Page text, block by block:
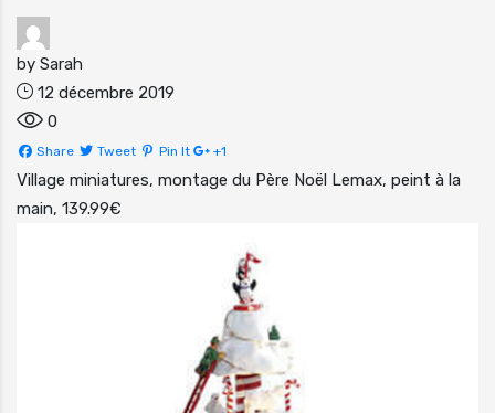
by Sarah
12 décembre 2019
0
Share Tweet Pin It +1
Village miniatures, montage du Père Noël Lemax, peint à la
main, 139.99€